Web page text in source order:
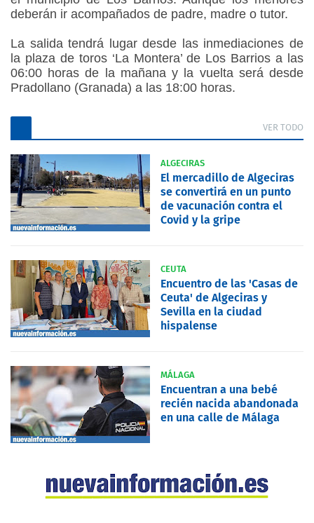
deberán ir acompañados de padre, madre o tutor.
La salida tendrá lugar desde las inmediaciones de
la plaza de toros ‘La Montera’ de Los Barrios a las
06:00 horas de la mañana y la vuelta será desde
Pradollano (Granada) a las 18:00 horas.
VER TODO
ALGECIRAS
El mercadillo de Algeciras
se convertirá en un punto
de vacunación contra el
Covid y la gripe
CEUTA
Encuentro de las 'Casas de
Ceuta' de Algeciras y
Sevilla en la ciudad
hispalense
MÁLAGA
Encuentran a una bebé
recién nacida abandonada
en una calle de Málaga